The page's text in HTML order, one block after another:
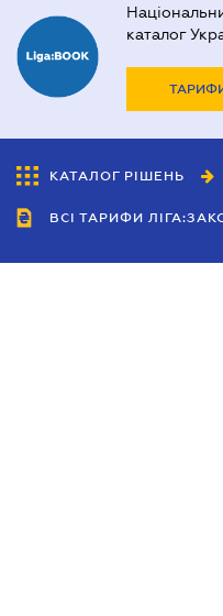
каталог
КАТАЛОГ РІШЕНЬ
ВСІ ТАРИФИ